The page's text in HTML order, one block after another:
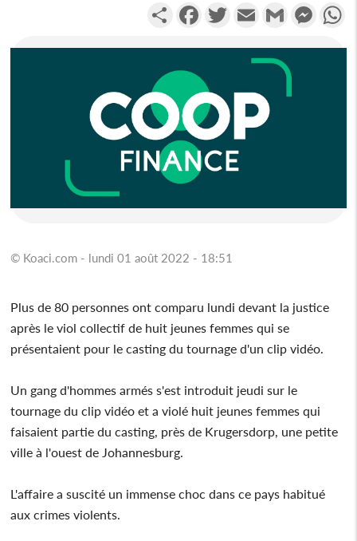
PartagerFacebookTwitterEmail Gmail
© Koaci.com - lundi 01 août 2022 - 18:51
Plus de 80 personnes ont comparu lundi devant la justice
après le viol collectif de huit jeunes femmes qui se
présentaient pour le casting du tournage d'un clip vidéo.
Un gang d'hommes armés s'est introduit jeudi sur le
tournage du clip vidéo et a violé huit jeunes femmes qui
faisaient partie du casting, près de Krugersdorp, une petite
ville à l'ouest de Johannesburg.
L'affaire a suscité un immense choc dans ce pays habitué
aux crimes violents.